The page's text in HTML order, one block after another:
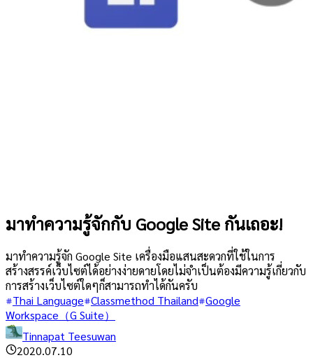
มาทำความรู้จักกับ Google Site กันเถอะ!
มาทำความรู้จัก Google Site เครื่องมือแสนสะดวกที่ใช้ในการ
สร้างสรรค์เว็บไซต์ได้อย่างง่ายดายโดยไม่จำเป็นต้องมีความรู้เกี่ยวกับ
การสร้างเว็บไซต์ใดๆก็สามารถทำได้กันครับ
Thai Language Classmethod Thailand Google
Workspace（G Suite）
Tinnapat Teesuwan
2020.07.10